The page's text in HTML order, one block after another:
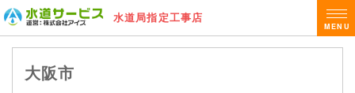
水道局指定工事店
MENU
大阪市